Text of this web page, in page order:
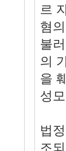
르
혐
불
의
을
성
법
조